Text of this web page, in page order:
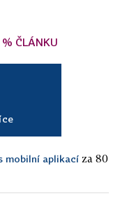
ČLÁNKU
mobilní aplikací za 80